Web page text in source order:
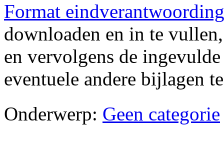
Format eindverantwoording
downloaden en in te
en vervolgens de
eventuele andere bijlagen
Onderwerp: Geen categorie